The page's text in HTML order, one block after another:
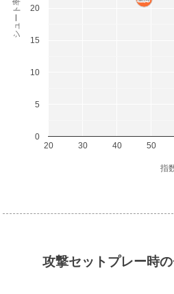
20 30 40 50
0
5
10
15
20
指
シュート率(%)
攻撃セットプレー時